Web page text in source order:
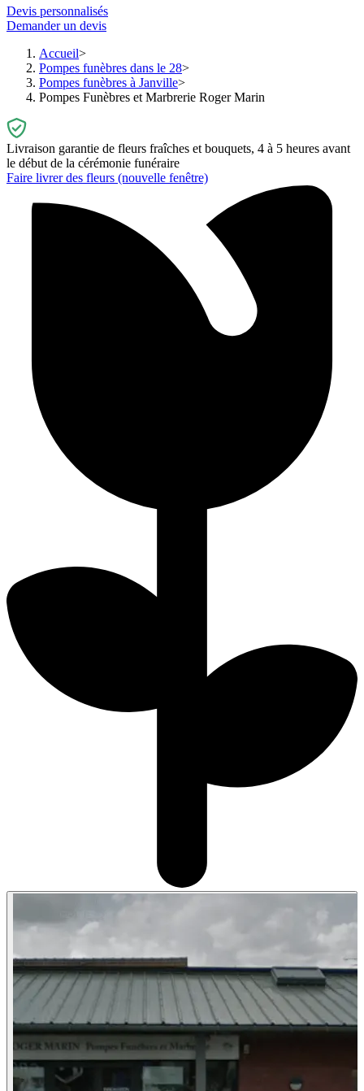
Devis personnalisés
Demander un devis
Accueil
Pompes funèbres dans le 28
Pompes funèbres à Janville
Pompes Funèbres et Marbrerie Roger Marin
Livraison garantie de fleurs fraîches et bouquets, 4 à 5 heures avant
le début de la cérémonie funéraire
Faire livrer des fleurs (nouvelle fenêtre)